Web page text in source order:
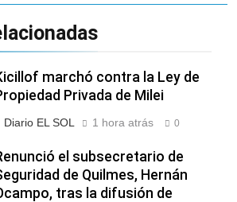
marchó contra la Ley de
Privada de Milei
Diario EL SOL 1 hora atrás 0
el subsecretario de
de Quilmes, Hernán
tras la difusión de